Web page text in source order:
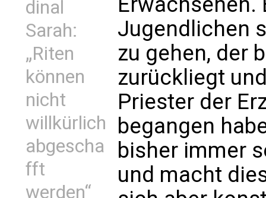
dinal
Sarah:
„Riten
können
nicht
willkürlich
abgescha
fft
werden“
Jugendlichen
zu gehen, der
zurückliegt
Priester der
begangen
bisher immer
und macht